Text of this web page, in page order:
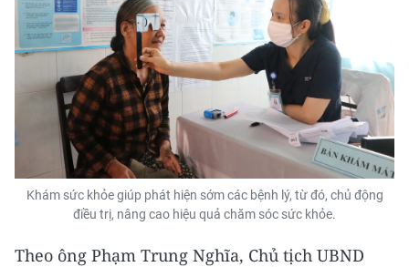
Khám sức khỏe giúp phát hiện sớm các bệnh lý, từ đó, chủ động
điều trị, nâng cao hiệu quả chăm sóc sức khỏe.
Theo ông Phạm Trung Nghĩa, Chủ tịch UBND